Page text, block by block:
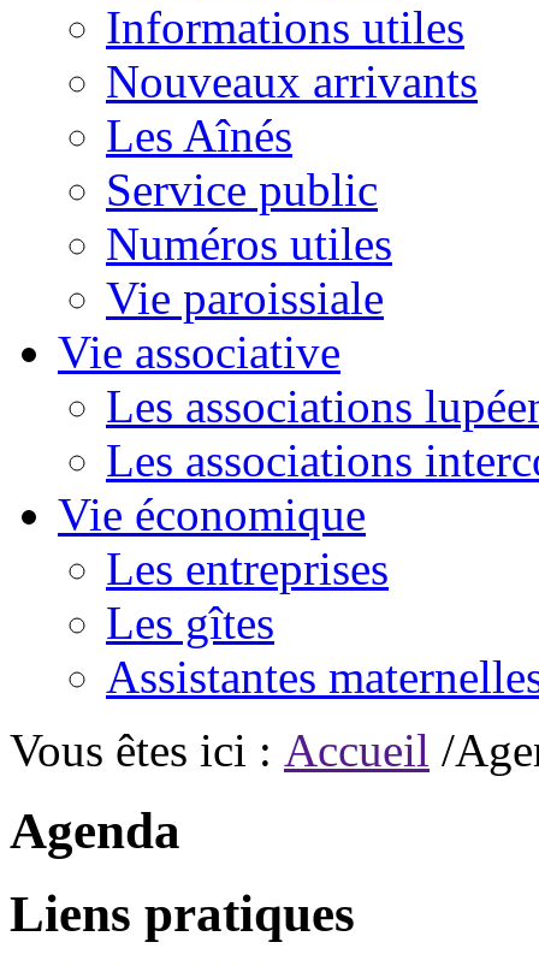
Informations utiles
Nouveaux arrivants
Les Aînés
Service public
Numéros utiles
Vie paroissiale
Vie associative
Les associations
Les associations
Vie économique
Les entreprises
Les gîtes
Assistantes
Vous êtes ici : Accueil /
Agenda
Liens pratiques